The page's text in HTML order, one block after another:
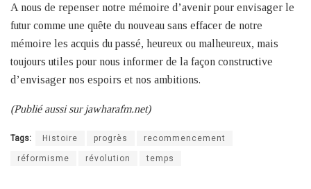
A nous de repenser notre mémoire d’avenir pour envisager le
futur comme une quête du nouveau sans effacer de notre
mémoire les acquis du passé, heureux ou malheureux, mais
toujours utiles pour nous informer de la façon constructive
d’envisager nos espoirs et nos ambitions.
(Publié aussi sur jawharafm.net)
Tags: Histoire progrès recommencement
réformisme révolution temps